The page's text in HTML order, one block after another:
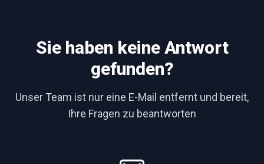
Sie haben keine Antwort
gefunden?
Unser Team ist nur eine E-Mail entfernt und bereit,
Ihre Fragen zu beantworten